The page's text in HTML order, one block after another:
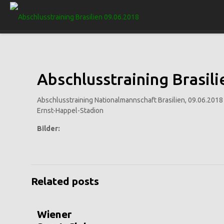
Abschlusstraining
Abschlusstraining Nationalmannschaft Brasilien, 09.06.2018
Ernst-Happel-Stadion
Bilder:
Related posts
Wiener